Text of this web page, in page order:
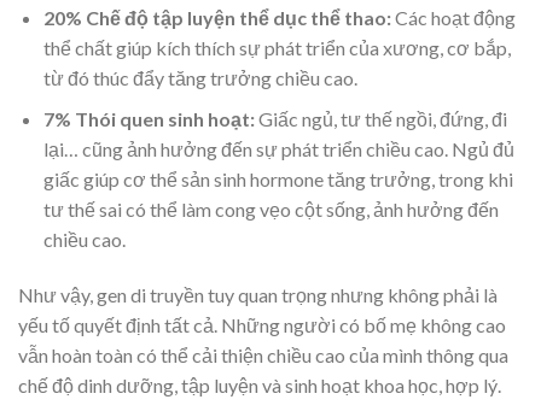
20% Chế độ tập luyện thể dục thể thao:Các hoạt động
thể chất giúp kích thích sự phát triển của xương, cơ bắp,
từ đó thúc đẩy tăng trưởng chiều cao.
7% Thói quen sinh hoạt:Giấc ngủ, tư thế ngồi, đứng, đi
lại… cũng ảnh hưởng đến sự phát triển chiều cao. Ngủ đủ
giấc giúp cơ thể sản sinh hormone tăng trưởng, trong khi
tư thế sai có thể làm cong vẹo cột sống, ảnh hưởng đến
chiều cao.
Như vậy, gen di truyền tuy quan trọng nhưng không phải là
yếu tố quyết định tất cả. Những người có bố mẹ không cao
vẫn hoàn toàn có thể cải thiện chiều cao của mình thông qua
chế độ dinh dưỡng, tập luyện và sinh hoạt khoa học, hợp lý.